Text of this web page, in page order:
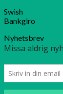
Swish
Bankgiro
Nyhetsbrev